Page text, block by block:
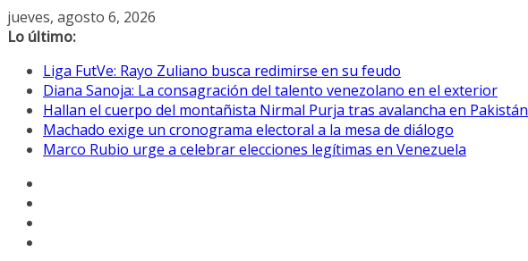
Saltar
al
jueves, agosto 6, 2026
Lo último:
Liga FutVe: Rayo Zuliano busca redimirse en su feudo
Diana Sanoja: La consagración del talento venezolano en el exterior
Hallan el cuerpo del montañista Nirmal Purja tras avalancha en Pakistán
Machado exige un cronograma electoral a la mesa de diálogo
Marco Rubio urge a celebrar elecciones legítimas en Venezuela